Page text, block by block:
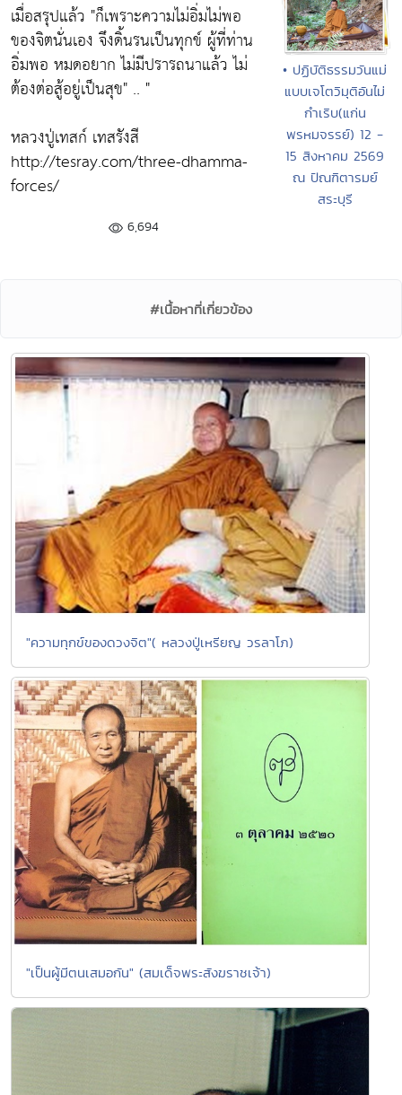
เมื่อสรุปแล้ว "ก็เพราะความไม่อิ่มไม่พอ
ของจิตนั่นเอง จึงดิ้นรนเป็นทุกข์ ผู้ที่ท่าน
อิ่มพอ หมดอยาก ไม่มีปรารถนาแล้ว ไม่
ต้องต่อสู้อยู่เป็นสุข" .. "
หลวงปู่เทสก์ เทสรังสี
http://tesray.com/three-dhamma-
forces/
6,694
• ปฏิบัติธรรมวันแม่
แบบเจโตวิมุติอันไม่
กำเริบ(แก่น
พรหมจรรย์) 12 -
15 สิงหาคม 2569
ณ ปัณฑิตารมย์
สระบุรี
#เนื้อหาที่เกี่ยวข้อง
"ความทุกข์ของดวงจิต"( หลวงปู่เหรียญ วรลาโภ)
"เป็นผู้มีตนเสมอกัน" (สมเด็จพระสังฆราชเจ้า)